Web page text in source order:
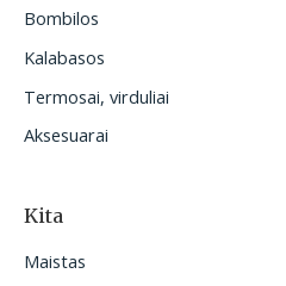
Bombilos
Kalabasos
Termosai, virduliai
Aksesuarai
Kita
Maistas